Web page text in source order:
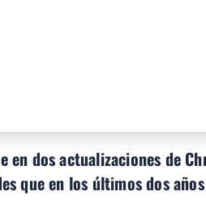
en dos actualizaciones de
que en los últimos dos